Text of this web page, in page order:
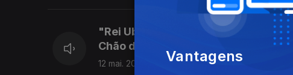
"Rei Ubu" é um espetáculo de
Chão de Oliva apresenta em Sintra
12 mai. 2015 Vantagens